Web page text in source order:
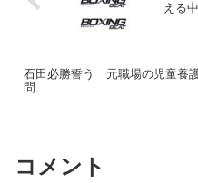
える
石田必勝誓う 元職場の児童養
問
コメント